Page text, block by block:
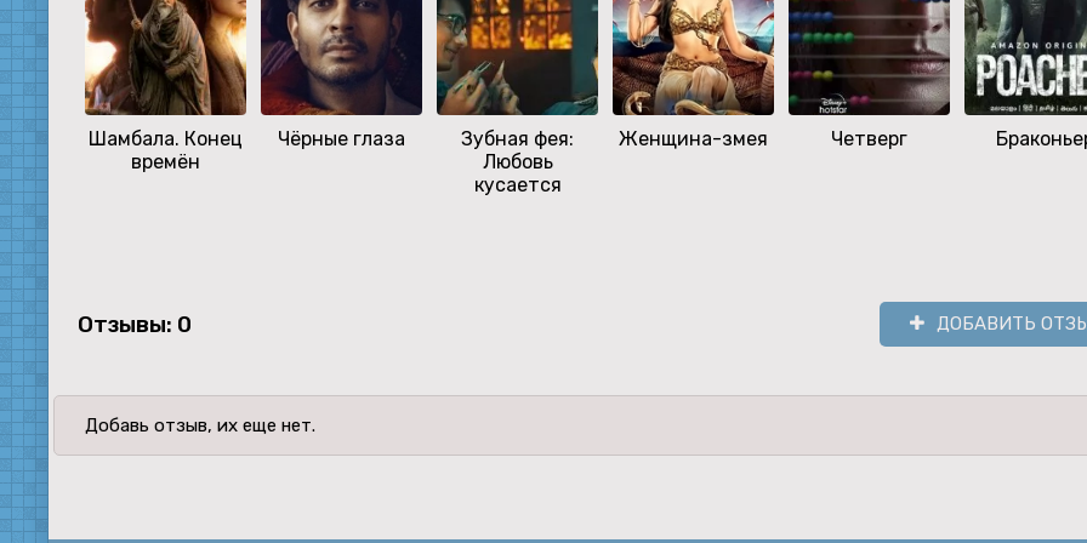
Шамбала. Конец
времён
Чёрные глаза
Зубная фея:
Любовь
кусается
Женщина-змея Четверг
Отзывы: 0 ДОБАВИТЬ
Добавь отзыв, их еще нет.